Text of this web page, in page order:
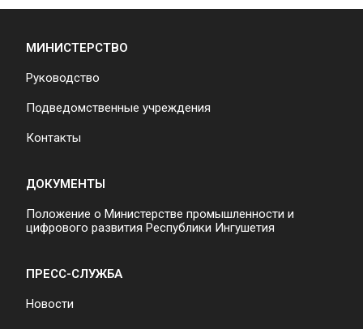
МИНИСТЕРСТВО
Руководство
Подведомственные учреждения
Контакты
ДОКУМЕНТЫ
Положение о Министерстве промышленности и
цифрового развития Республики Ингушетия
ПРЕСС-СЛУЖБА
Новости